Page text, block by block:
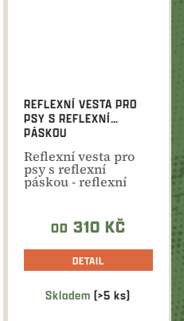
PrůměrnéSkladem(>5 ks)
REFLEXNÍ VESTA PRO
PSY S REFLEXNÍ
PÁSKOU
Reflexní vesta pro
psy s reflexní
páskou - reflexní
pásek má
OD 310 KČ
DETAIL